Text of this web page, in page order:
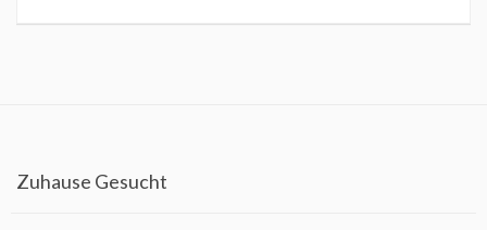
Zuhause Gesucht